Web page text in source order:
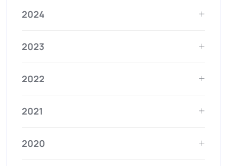
2024
2023
2022
2021
2020